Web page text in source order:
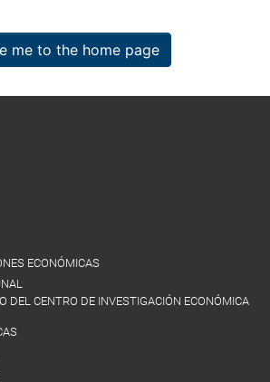
me to the home page
ECONÓMICAS
DEL CENTRO DE INVESTIGACIÓN ECONÓMICA